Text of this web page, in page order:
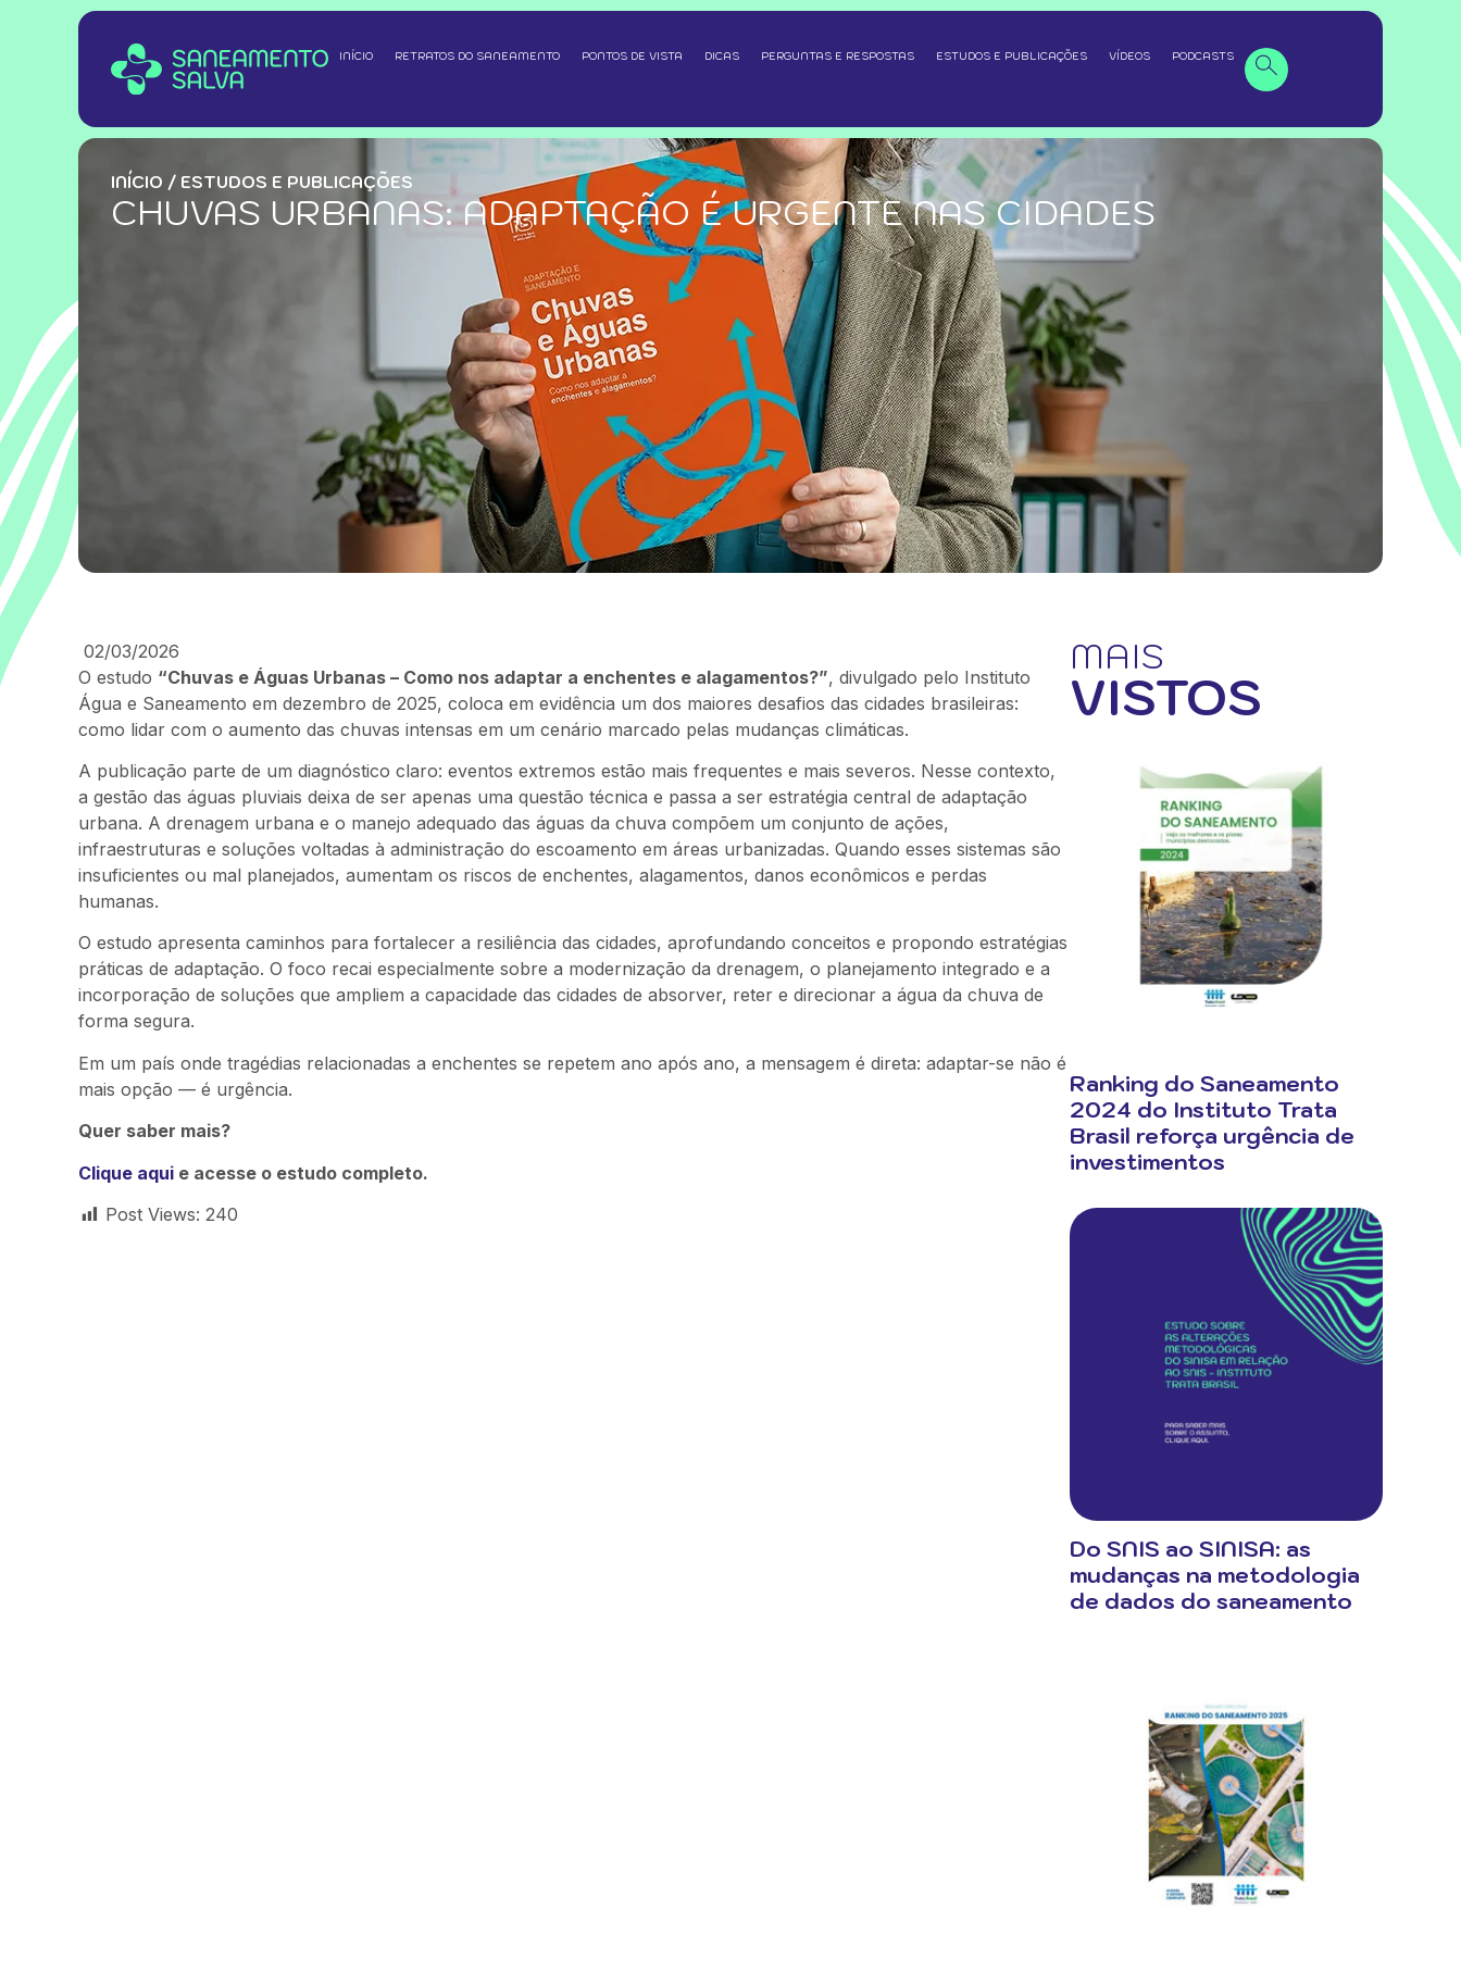
INÍCIO RETRATOS DO SANEAMENTO PONTOS DE VISTA DICAS PERGUNTAS E RESPOSTAS ESTUDOS E PUBLICAÇÕES VÍDEOS PODCASTS
INÍCIO / ESTUDOS E PUBLICAÇÕES
CHUVAS URBANAS: ADAPTAÇÃO É URGENTE NAS CIDADES
02/03/2026
O estudo “Chuvas e Águas Urbanas – Como nos adaptar a enchentes e alagamentos?”, divulgado pelo Instituto
Água e Saneamento em dezembro de 2025, coloca em evidência um dos maiores desafios das cidades brasileiras:
como lidar com o aumento das chuvas intensas em um cenário marcado pelas mudanças climáticas.
A publicação parte de um diagnóstico claro: eventos extremos estão mais frequentes e mais severos. Nesse contexto,
a gestão das águas pluviais deixa de ser apenas uma questão técnica e passa a ser estratégia central de adaptação
urbana. A drenagem urbana e o manejo adequado das águas da chuva compõem um conjunto de ações,
infraestruturas e soluções voltadas à administração do escoamento em áreas urbanizadas. Quando esses sistemas são
insuficientes ou mal planejados, aumentam os riscos de enchentes, alagamentos, danos econômicos e perdas
humanas.
O estudo apresenta caminhos para fortalecer a resiliência das cidades, aprofundando conceitos e propondo estratégias
práticas de adaptação. O foco recai especialmente sobre a modernização da drenagem, o planejamento integrado e a
incorporação de soluções que ampliem a capacidade das cidades de absorver, reter e direcionar a água da chuva de
forma segura.
Em um país onde tragédias relacionadas a enchentes se repetem ano após ano, a mensagem é direta: adaptar-se não é
mais opção — é urgência.
Quer saber mais?
Clique aqui e acesse o estudo completo.
Post Views: 240
MAIS
VISTOS
Ranking do Saneamento
2024 do Instituto Trata
Brasil reforça urgência de
investimentos
Do SNIS ao SINISA: as
mudanças na metodologia
de dados do saneamento